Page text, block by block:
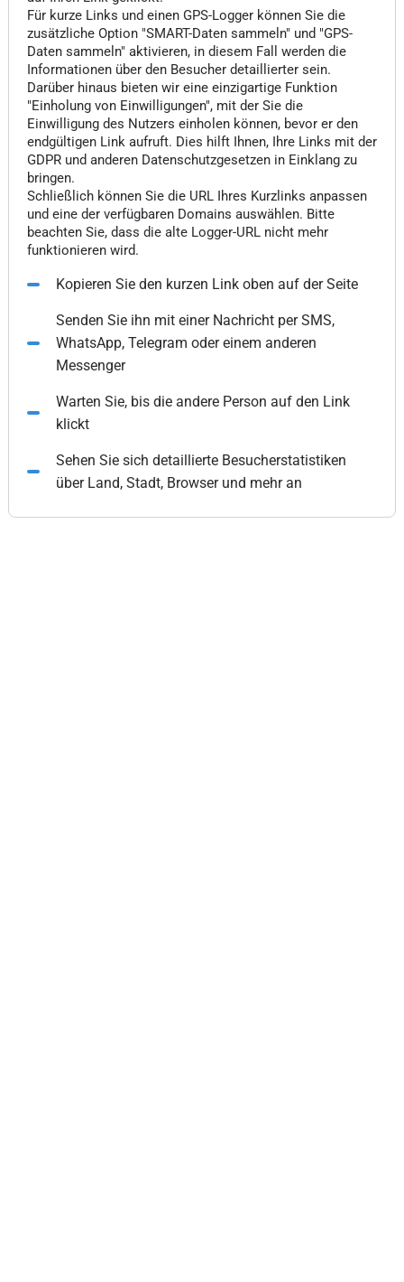
Für kurze Links und einen GPS-Logger können Sie die
zusätzliche Option "SMART-Daten sammeln" und "GPS-
Daten sammeln" aktivieren, in diesem Fall werden die
Informationen über den Besucher detaillierter sein.
Darüber hinaus bieten wir eine einzigartige Funktion
"Einholung von Einwilligungen", mit der Sie die
Einwilligung des Nutzers einholen können, bevor er den
endgültigen Link aufruft. Dies hilft Ihnen, Ihre Links mit der
GDPR und anderen Datenschutzgesetzen in Einklang zu
bringen.
Schließlich können Sie die URL Ihres Kurzlinks anpassen
und eine der verfügbaren Domains auswählen. Bitte
beachten Sie, dass die alte Logger-URL nicht mehr
funktionieren wird.
Kopieren Sie den kurzen Link oben auf der Seite
Senden Sie ihn mit einer Nachricht per SMS,
WhatsApp, Telegram oder einem anderen
Messenger
Warten Sie, bis die andere Person auf den Link
klickt
Sehen Sie sich detaillierte Besucherstatistiken
über Land, Stadt, Browser und mehr an